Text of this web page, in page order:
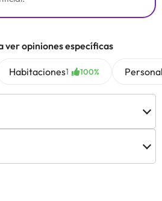
ver opiniones específicas
Habitaciones1 100%